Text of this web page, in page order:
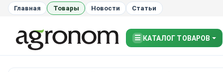
Главная Товары Новости Статьи
☰ КАТАЛОГ ТОВАРОВ